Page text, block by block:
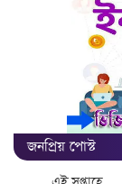
বিনোদন
পাঁচমিশালী
ভ্রমণ
জনপ্রিয় পোস্ট